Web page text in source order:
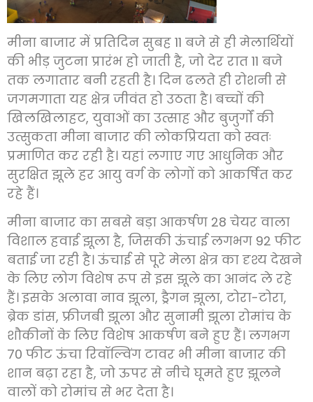
मीना बाजार में प्रतिदिन सुबह 11 बजे से ही मेलार्थियों
की भीड़ जुटना प्रारंभ हो जाती है, जो देर रात 11 बजे
तक लगातार बनी रहती है। दिन ढलते ही रोशनी से
जगमगाता यह क्षेत्र जीवंत हो उठता है। बच्चों की
खिलखिलाहट, युवाओं का उत्साह और बुजुर्गों की
उत्सुकता मीना बाजार की लोकप्रियता को स्वतः
प्रमाणित कर रही है। यहां लगाए गए आधुनिक और
सुरक्षित झूले हर आयु वर्ग के लोगों को आकर्षित कर
रहे हैं।
मीना बाजार का सबसे बड़ा आकर्षण 28 चेयर वाला
विशाल हवाई झूला है, जिसकी ऊंचाई लगभग 92 फीट
बताई जा रही है। ऊंचाई से पूरे मेला क्षेत्र का दृश्य देखने
के लिए लोग विशेष रूप से इस झूले का आनंद ले रहे
हैं। इसके अलावा नाव झूला, ड्रैगन झूला, टोरा-टोरा,
ब्रेक डांस, फ्रीजबी झूला और सुनामी झूला रोमांच के
शौकीनों के लिए विशेष आकर्षण बने हुए हैं। लगभग
70 फीट ऊंचा रिवॉल्विंग टावर भी मीना बाजार की
शान बढ़ा रहा है, जो ऊपर से नीचे घूमते हुए झूलने
वालों को रोमांच से भर देता है।